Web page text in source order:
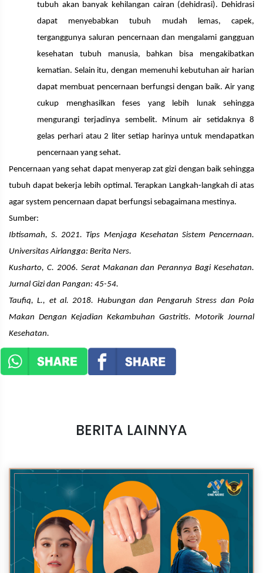
tubuh akan banyak kehilangan cairan (dehidrasi). Dehidrasi
dapat menyebabkan tubuh mudah lemas, capek,
terganggunya saluran pencernaan dan mengalami gangguan
kesehatan tubuh manusia, bahkan bisa mengakibatkan
kematian. Selain itu, dengan memenuhi kebutuhan air harian
dapat membuat pencernaan berfungsi dengan baik. Air yang
cukup menghasilkan feses yang lebih lunak sehingga
mengurangi terjadinya sembelit. Minum air setidaknya 8
gelas perhari atau 2 liter setiap harinya untuk mendapatkan
pencernaan yang sehat.
Pencernaan yang sehat dapat menyerap zat gizi dengan baik sehingga
tubuh dapat bekerja lebih optimal. Terapkan Langkah-langkah di atas
agar system pencernaan dapat berfungsi sebagaimana mestinya.
Sumber:
Ibtisamah, S. 2021. Tips Menjaga Kesehatan Sistem Pencernaan.
Universitas Airlangga: Berita Ners.
Kusharto, C. 2006. Serat Makanan dan Perannya Bagi Kesehatan.
Jurnal Gizi dan Pangan: 45-54.
Taufiq, L., et al. 2018. Hubungan dan Pengaruh Stress dan Pola
Makan Dengan Kejadian Kekambuhan Gastritis. Motorik Journal
Kesehatan.
BERITA LAINNYA